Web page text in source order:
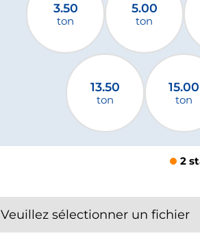
3.50
ton
5.00
ton
13.50
ton
15.00
ton
2
Veuillez sélectionner un fichier